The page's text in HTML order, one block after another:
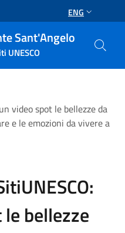
ENG
Sant'Angelo
UNESCO
video spot le bellezze da
e le emozioni da vivere a
bellezze